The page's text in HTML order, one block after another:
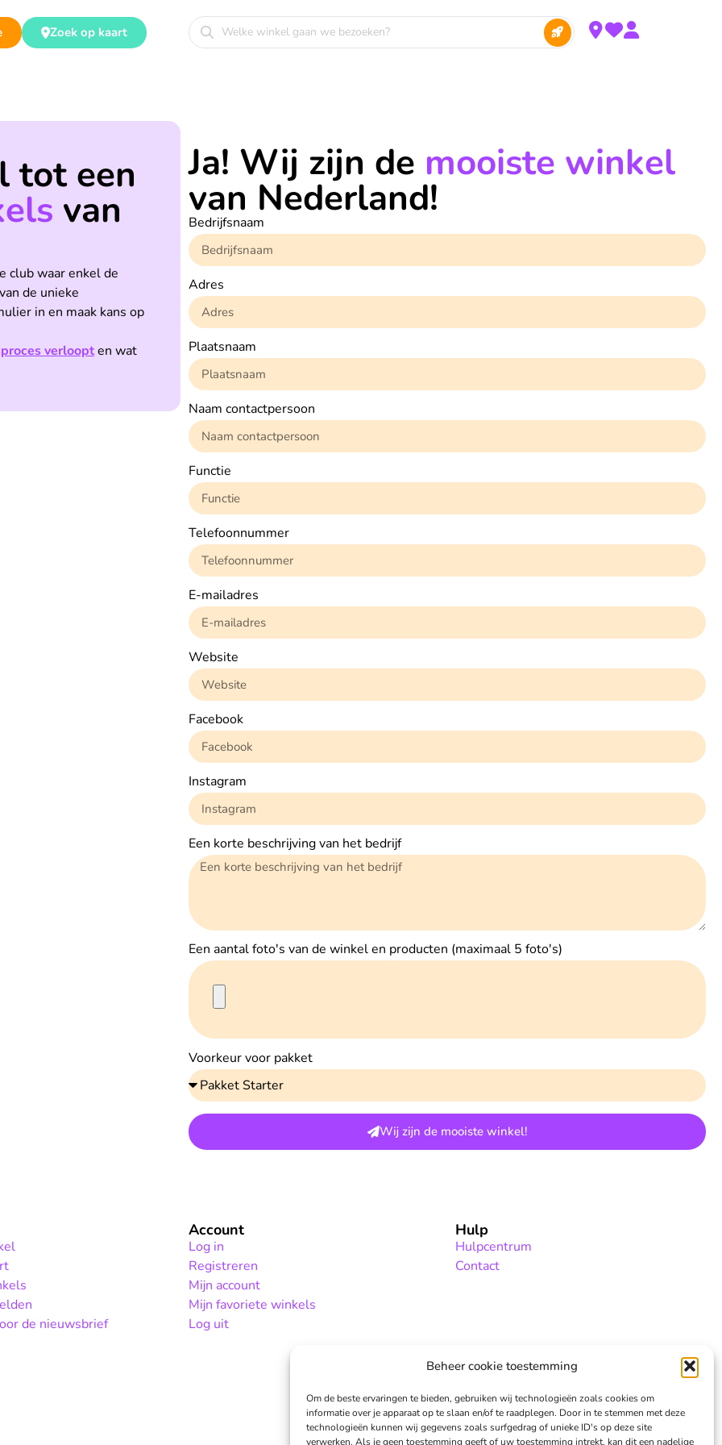
Beheer cookie toestemming
Om de beste ervaringen te bieden, gebruiken wij technologieën zoals cookies om
informatie over je apparaat op te slaan en/of te raadplegen. Door in te stemmen met deze
technologieën kunnen wij gegevens zoals surfgedrag of unieke ID's op deze site
verwerken. Als je geen toestemming geeft of uw toestemming intrekt, kan dit een nadelige
Zoek op kaart
tot een
van
club waar enkel de
de unieke
in en maak kans op
verloopten wat
Ja! Wij zijn de mooiste winkel
van Nederland!
Bedrijfsnaam
Adres
Plaatsnaam
Naam contactpersoon
Functie
Telefoonnummer
E-mailadres
Website
Facebook
Instagram
Een korte beschrijving van het bedrijf
Een aantal foto's van de winkel en producten (maximaal 5 foto's)
Voorkeur voor pakket
Wij zijn de mooiste winkel!
de nieuwsbrief
Account
Log in
Registreren
Mijn account
Mijn favoriete winkels
Log uit
Hulp
Hulpcentrum
Contact